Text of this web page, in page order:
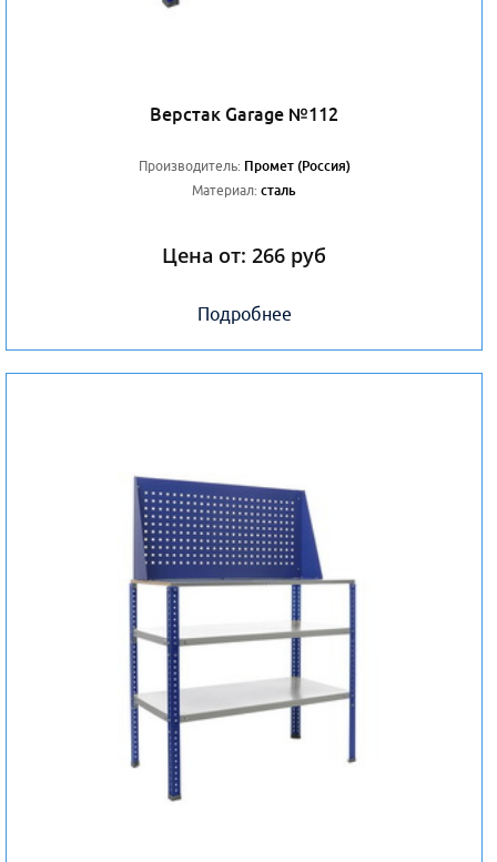
Верстак Garage №112
Производитель: Промет (Россия)
Материал: сталь
Цена от:266 руб
Подробнее